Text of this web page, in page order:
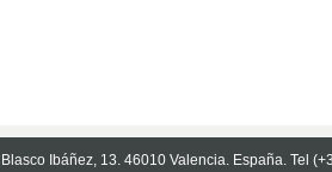
Ibáñez, 13. 46010 Valencia. España. Tel